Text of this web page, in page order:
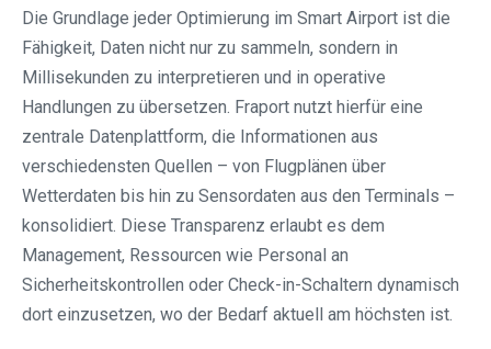
Die Grundlage jeder Optimierung im Smart Airport ist die
Fähigkeit, Daten nicht nur zu sammeln, sondern in
Millisekunden zu interpretieren und in operative
Handlungen zu übersetzen. Fraport nutzt hierfür eine
zentrale Datenplattform, die Informationen aus
verschiedensten Quellen – von Flugplänen über
Wetterdaten bis hin zu Sensordaten aus den Terminals –
konsolidiert. Diese Transparenz erlaubt es dem
Management, Ressourcen wie Personal an
Sicherheitskontrollen oder Check-in-Schaltern dynamisch
dort einzusetzen, wo der Bedarf aktuell am höchsten ist.